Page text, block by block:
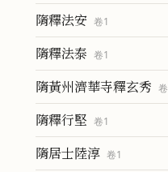
隋釋法安 卷1
隋釋法泰 卷1
隋黃州濟華寺釋玄秀 卷
隋釋行堅 卷1
隋居士陸淳 卷1